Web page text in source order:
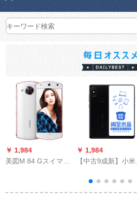
￥ 1,984
美図M 84 Gスイマフ
￥ 1,984
【中古9成新】小米
ズホレンべる鶏ゲレ
ンショウ4 G影音エ